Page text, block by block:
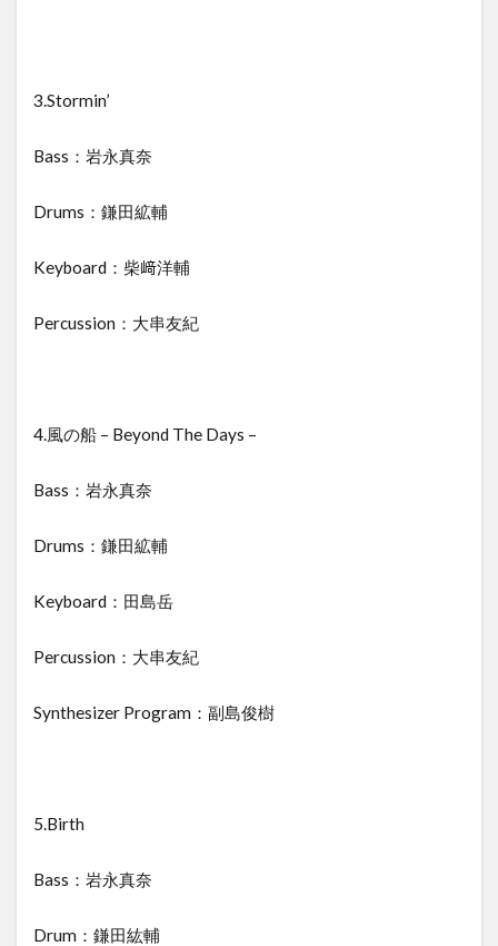
3.Stormin’
Bass：岩永真奈
Drums：鎌田絋輔
Keyboard：柴﨑洋輔
Percussion：大串友紀
4.風の船 – Beyond The Days –
Bass：岩永真奈
Drums：鎌田絋輔
Keyboard：田島岳
Percussion：大串友紀
Synthesizer Program：副島俊樹
5.Birth
Bass：岩永真奈
Drum：鎌田紘輔